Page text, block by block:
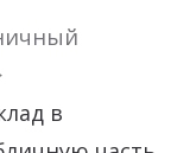
в